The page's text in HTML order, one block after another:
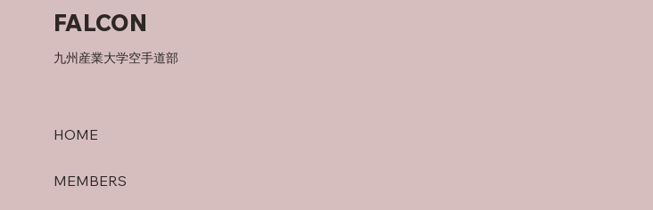
HOME
MEMBERS
FALCON
九州産業大学空手道部